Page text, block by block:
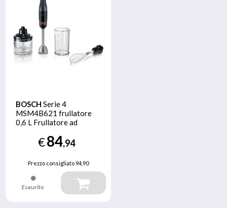
BOSCH Serie 4
MSM4B621 frullatore
0,6 L Frullatore ad
Antracite, Trasparente
€84,94
Prezzo consigliato94,90
Esaurito